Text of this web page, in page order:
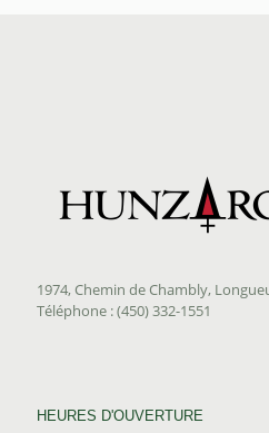
1974, Chemin de Chambly,
Téléphone : (450) 332-1551
HEURES D'OUVERTURE